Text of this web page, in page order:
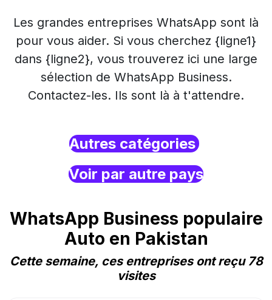
Les grandes entreprises WhatsApp sont là
pour vous aider. Si vous cherchez {ligne1}
dans {ligne2}, vous trouverez ici une large
sélection de WhatsApp Business.
Contactez-les. Ils sont là à t'attendre.
Autres catégories
Voir par autre pays
WhatsApp Business populaire
Auto en Pakistan
Cette semaine, ces entreprises ont reçu 78
visites